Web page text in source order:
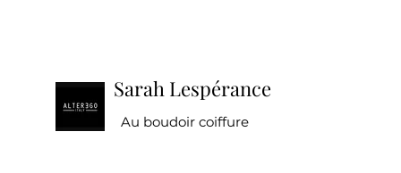
Sarah Lespérance
Au boudoir coiffure